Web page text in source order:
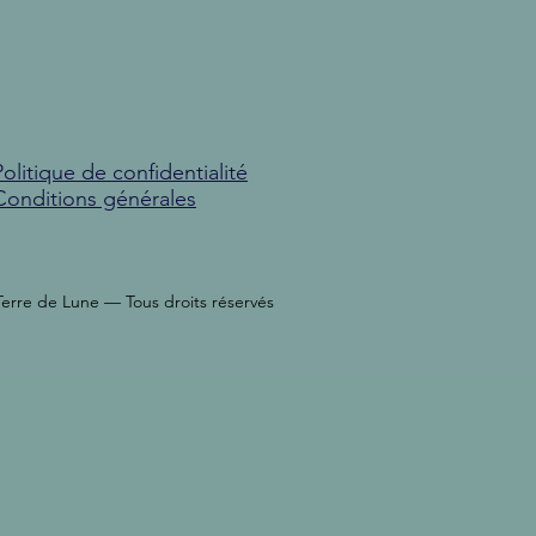
de confidentialité
générales
de Lune — Tous droits réservés